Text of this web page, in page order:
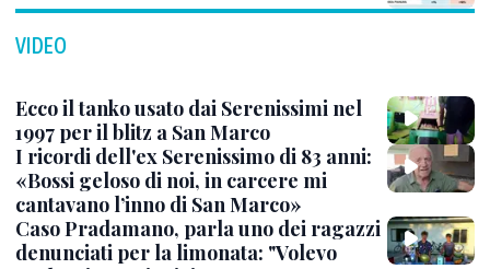
VIDEO
Ecco il tanko usato dai Serenissimi nel
1997 per il blitz a San Marco
I ricordi dell'ex Serenissimo di 83 anni:
«Bossi geloso di noi, in carcere mi
cantavano l’inno di San Marco»
Caso Pradamano, parla uno dei ragazzi
denunciati per la limonata: "Volevo